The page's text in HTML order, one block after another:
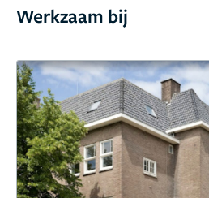
Ik moest een nachtje blijven
werd uitstekend verpleegd. De
wakker als ik sliep en
ik op het belletje had gedrukt
prima verzorgd. Ontbijt en
Avondeten wordt bezorgd naar
bekende bezorgingsdienst.Het
uit.Ik ben nu 8 maanden verder
heel erg blij met het resultaat!
Werkzaam bij